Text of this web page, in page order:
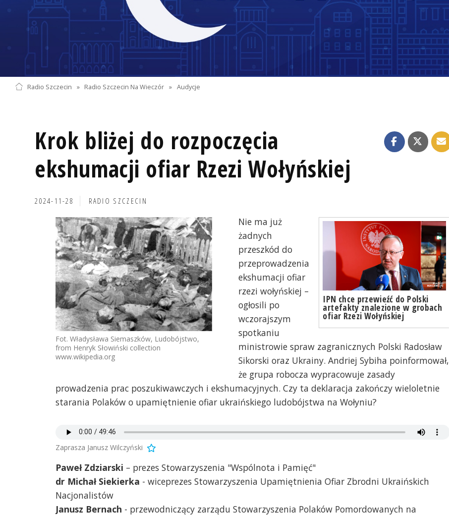
Radio Szczecin » Radio Szczecin Na Wieczór » Audycje
Krok bliżej do rozpoczęcia
ekshumacji ofiar Rzezi Wołyńskiej
2024-11-28 RADIO SZCZECIN
Fot. Władysława Siemaszków, Ludobójstwo,
from Henryk Słowiński collection
www.wikipedia.org
IPN chce przewieźć do Polski
artefakty znalezione w grobach
ofiar Rzezi Wołyńskiej
Nie ma już
żadnych
przeszkód do
przeprowadzenia
ekshumacji ofiar
rzezi wołyńskiej –
ogłosili po
wczorajszym
spotkaniu
ministrowie spraw zagranicznych Polski Radosław
Sikorski oraz Ukrainy. Andriej Sybiha poinformował,
że grupa robocza wypracowuje zasady
prowadzenia prac poszukiwawczych i ekshumacyjnych. Czy ta deklaracja zakończy wieloletnie
starania Polaków o upamiętnienie ofiar ukraińskiego ludobójstwa na Wołyniu?
Zaprasza Janusz Wilczyński
Paweł Zdziarski – prezes Stowarzyszenia "Wspólnota i Pamięć"
dr Michał Siekierka - wiceprezes Stowarzyszenia Upamiętnienia Ofiar Zbrodni Ukraińskich
Nacjonalistów
Janusz Bernach - przewodniczący zarządu Stowarzyszenia Polaków Pomordowanych na